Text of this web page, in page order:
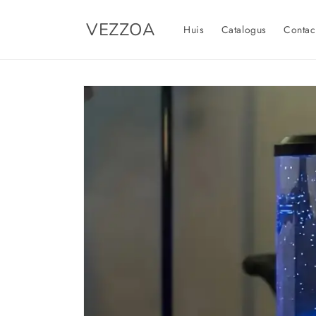
VEZZOA Huis Catalogus
productinformatie